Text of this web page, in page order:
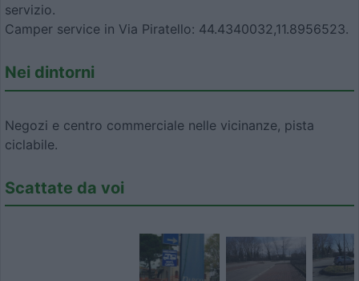
servizio.
Camper service in Via Piratello: 44.4340032,11.8956523.
Nei dintorni
Negozi e centro commerciale nelle vicinanze, pista
ciclabile.
Scattate da voi